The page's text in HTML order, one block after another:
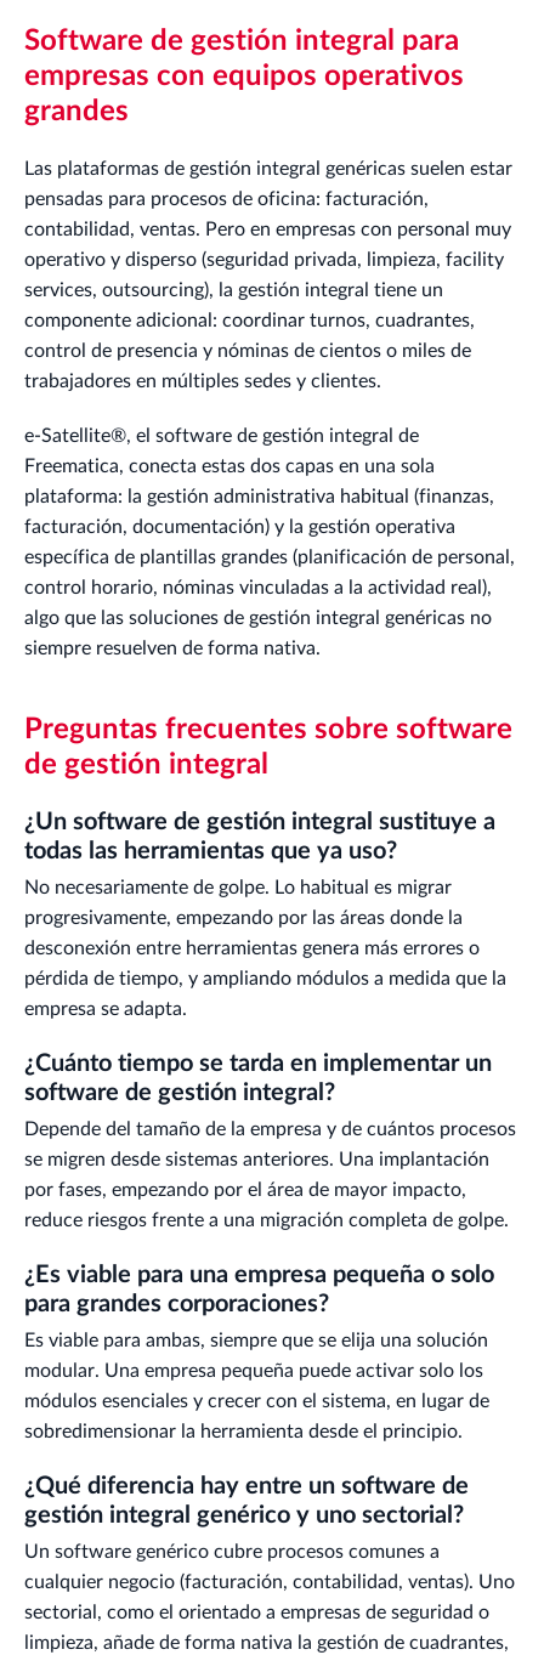
Software de gestión integral para
empresas con equipos operativos
grandes
Las plataformas de gestión integral genéricas suelen estar
pensadas para procesos de oficina: facturación,
contabilidad, ventas. Pero en empresas con personal muy
operativo y disperso (seguridad privada, limpieza, facility
services, outsourcing), la gestión integral tiene un
componente adicional: coordinar turnos, cuadrantes,
control de presencia y nóminas de cientos o miles de
trabajadores en múltiples sedes y clientes.
e-Satellite®, el software de gestión integral de
Freematica, conecta estas dos capas en una sola
plataforma: la gestión administrativa habitual (finanzas,
facturación, documentación) y la gestión operativa
específica de plantillas grandes (planificación de personal,
control horario, nóminas vinculadas a la actividad real),
algo que las soluciones de gestión integral genéricas no
siempre resuelven de forma nativa.
Preguntas frecuentes sobre software
de gestión integral
¿Un software de gestión integral sustituye a
todas las herramientas que ya uso?
No necesariamente de golpe. Lo habitual es migrar
progresivamente, empezando por las áreas donde la
desconexión entre herramientas genera más errores o
pérdida de tiempo, y ampliando módulos a medida que la
empresa se adapta.
¿Cuánto tiempo se tarda en implementar un
software de gestión integral?
Depende del tamaño de la empresa y de cuántos procesos
se migren desde sistemas anteriores. Una implantación
por fases, empezando por el área de mayor impacto,
reduce riesgos frente a una migración completa de golpe.
¿Es viable para una empresa pequeña o solo
para grandes corporaciones?
Es viable para ambas, siempre que se elija una solución
modular. Una empresa pequeña puede activar solo los
módulos esenciales y crecer con el sistema, en lugar de
sobredimensionar la herramienta desde el principio.
¿Qué diferencia hay entre un software de
gestión integral genérico y uno sectorial?
Un software genérico cubre procesos comunes a
cualquier negocio (facturación, contabilidad, ventas). Uno
sectorial, como el orientado a empresas de seguridad o
limpieza, añade de forma nativa la gestión de cuadrantes,